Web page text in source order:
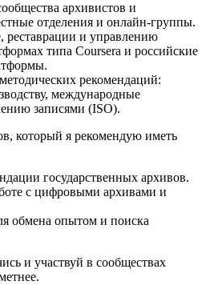
архивистов и
отделения и онлайн-группы.
реставрации и управлению
типа Coursera и российские
рекомендаций:
международные
записями (ISO).
который я рекомендую иметь
государственных архивов.
с цифровыми архивами и
обмена опытом и поиска
и участвуй в сообществах